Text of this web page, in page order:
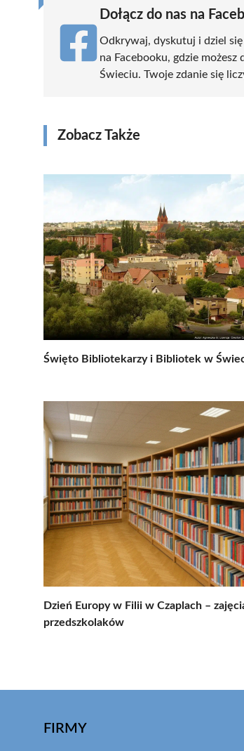
Dołącz do nas na
Odkrywaj, dyskutuj i dziel się
na Facebooku, gdzie
Świeciu. Twoje zdanie się
Zobacz Także
Święto Bibliotekarzy i Bibliotek w
Dzień Europy w Filii w Czaplach –
przedszkolaków
FIRMY